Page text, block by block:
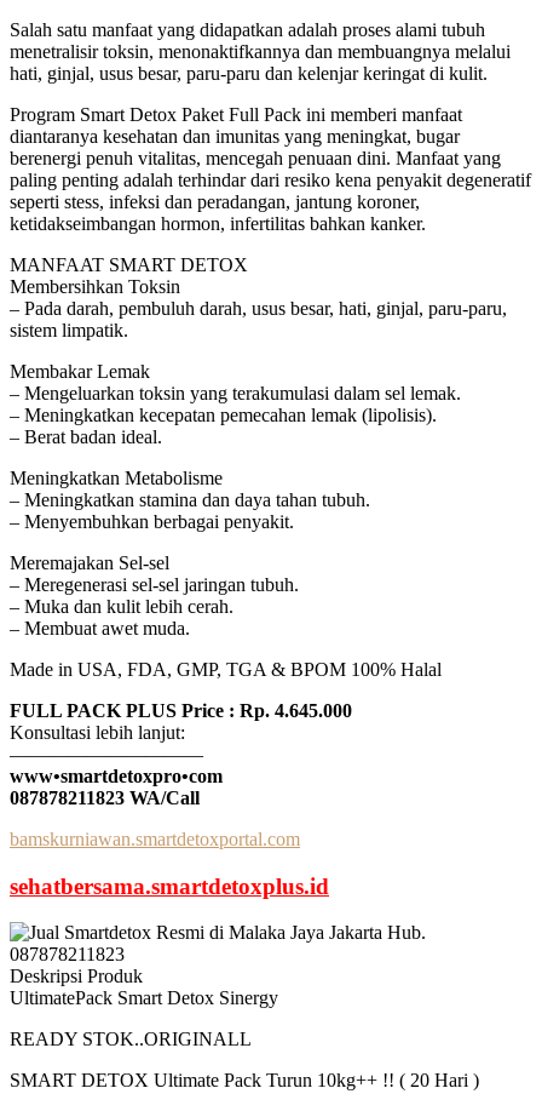
Salah satu manfaat yang didapatkan adalah proses alami tubuh
menetralisir toksin, menonaktifkannya dan membuangnya melalui
hati, ginjal, usus besar, paru-paru dan kelenjar keringat di kulit.
Program Smart Detox Paket Full Pack ini memberi manfaat
diantaranya kesehatan dan imunitas yang meningkat, bugar
berenergi penuh vitalitas, mencegah penuaan dini. Manfaat yang
paling penting adalah terhindar dari resiko kena penyakit degeneratif
seperti stess, infeksi dan peradangan, jantung koroner,
ketidakseimbangan hormon, infertilitas bahkan kanker.
MANFAAT SMART DETOX
Membersihkan Toksin
– Pada darah, pembuluh darah, usus besar, hati, ginjal, paru-paru,
sistem limpatik.
Membakar Lemak
– Mengeluarkan toksin yang terakumulasi dalam sel lemak.
– Meningkatkan kecepatan pemecahan lemak (lipolisis).
– Berat badan ideal.
Meningkatkan Metabolisme
– Meningkatkan stamina dan daya tahan tubuh.
– Menyembuhkan berbagai penyakit.
Meremajakan Sel-sel
– Meregenerasi sel-sel jaringan tubuh.
– Muka dan kulit lebih cerah.
– Membuat awet muda.
Made in USA, FDA, GMP, TGA & BPOM 100% Halal
FULL PACK PLUS Price : Rp. 4.645.000
Konsultasi lebih lanjut:
——————————
www•smartdetoxpro•com
087878211823 WA/Call
bamskurniawan.smartdetoxportal.com
sehatbersama.smartdetoxplus.id
Deskripsi Produk
UltimatePack Smart Detox Sinergy
READY STOK..ORIGINALL
SMART DETOX Ultimate Pack Turun 10kg++ !! ( 20 Hari )